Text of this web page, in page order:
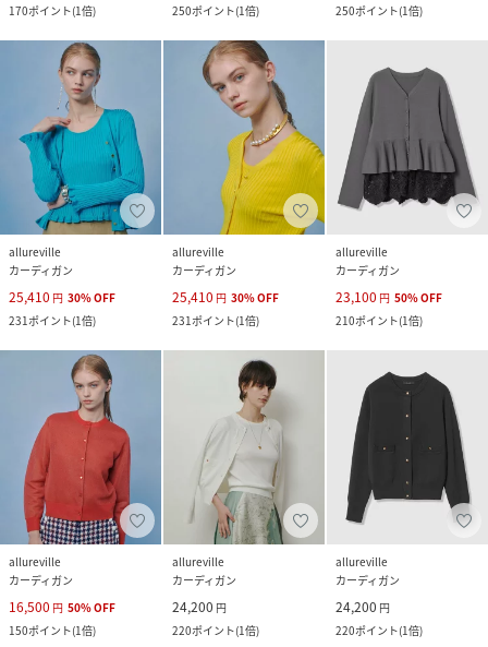
170ポイント(1倍)
250ポイント(1倍)
250ポイント(1倍)
allureville
カーディガン
25,410 円 30%OFF
231ポイント(1倍)
allureville
カーディガン
25,410 円 30%OFF
231ポイント(1倍)
allureville
カーディガン
23,100 円 50%OFF
210ポイント(1倍)
allureville
カーディガン
16,500 円 50%OFF
150ポイント(1倍)
allureville
カーディガン
24,200 円
220ポイント(1倍)
allureville
カーディガン
24,200 円
220ポイント(1倍)